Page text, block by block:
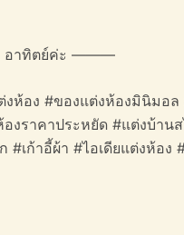
อาทิตย์ค่ะ ———
ห้อง #ของแต่งห้องมินิมอล
งราคาประหยัด #แต่งบ้าน
#เก้าอี้ผ้า #ไอเดียแต่งห้อง